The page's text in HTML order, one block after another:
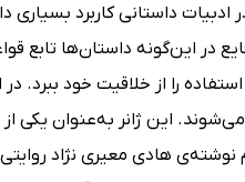
ادبیات داستانی کاربرد
در این‌گونه داستان‌ها
را از خلاقیت خود ببرد.
این ژانر به‌عنوان یکی
نوشته‌ی هادی معیری نژاد